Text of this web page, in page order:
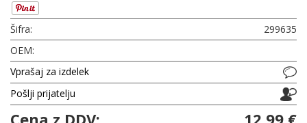
Šifra:
299635
OEM:
Vprašaj za izdelek
Pošlji prijatelju